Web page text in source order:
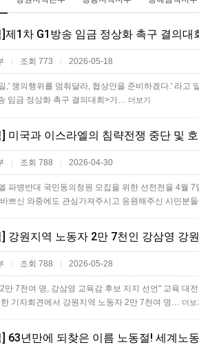
제1차 G1방송 임금 정상화 촉구 결의대
| 조회 773 | 2026-05-18
,' 쟁의행위를 멈춰달라, 협상안을 준비하겠다.' 라고
임금 정상화 촉구 결의대회>가… 더보기
| 조회 788 | 2026-04-30
파병반대 국민동의청원 모집을 위한 선전전을 4월
쁘신 와중에도 관심가져주시고 응원해주신 시민분
강원지역 노동자 2만 7천인 강삼영 강
| 조회 788 | 2026-05-28
만 7천여 명, 강삼영 교육감 후보 지지 선언" 교육 대
기자회견에서 강원지역 노동자 2만 7천여 명… 더보
63년만에 되찾은 이름 노동절! 세계노